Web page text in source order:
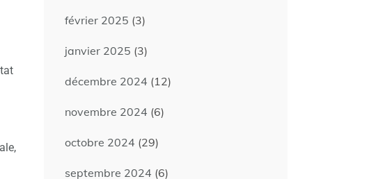
février 2025 (3)
janvier 2025 (3)
décembre 2024 (12)
novembre 2024 (6)
octobre 2024 (29)
septembre 2024 (6)